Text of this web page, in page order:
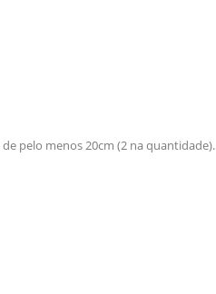
pelo menos 20cm (2 na quantidade).